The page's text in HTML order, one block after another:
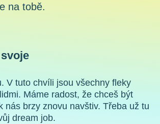
na tobě.
V tuto chvíli jsou všechny fleky
Máme radost, že chceš být
nás brzy znovu navštiv. Třeba už tu
dream job.